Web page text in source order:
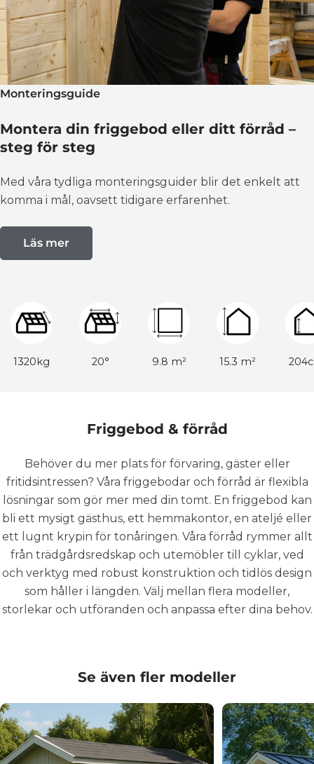
Monteringsguide
Montera din friggebod eller ditt förråd –
steg för steg
Med våra tydliga monteringsguider blir det enkelt att
komma i mål, oavsett tidigare erfarenhet.
Läs mer
1320kg 20° 9.8 m² 15.3 m²
Friggebod & förråd
Behöver du mer plats för förvaring, gäster eller
fritidsintressen? Våra friggebodar och förråd är flexibla
lösningar som gör mer med din tomt. En friggebod kan
bli ett mysigt gästhus, ett hemmakontor, en ateljé eller
ett lugnt krypin för tonåringen. Våra förråd rymmer allt
från trädgårdsredskap och utemöbler till cyklar, ved
och verktyg med robust konstruktion och tidlös design
som håller i längden. Välj mellan flera modeller,
storlekar och utföranden och anpassa efter dina behov.
Se även fler modeller